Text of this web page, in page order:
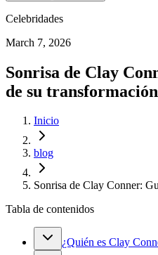
Celebridades
March 7, 2026
Sonrisa de Clay
de su transformación
Inicio
blog
Sonrisa de Clay Conner:
Tabla de contenidos
¿Quién es Clay